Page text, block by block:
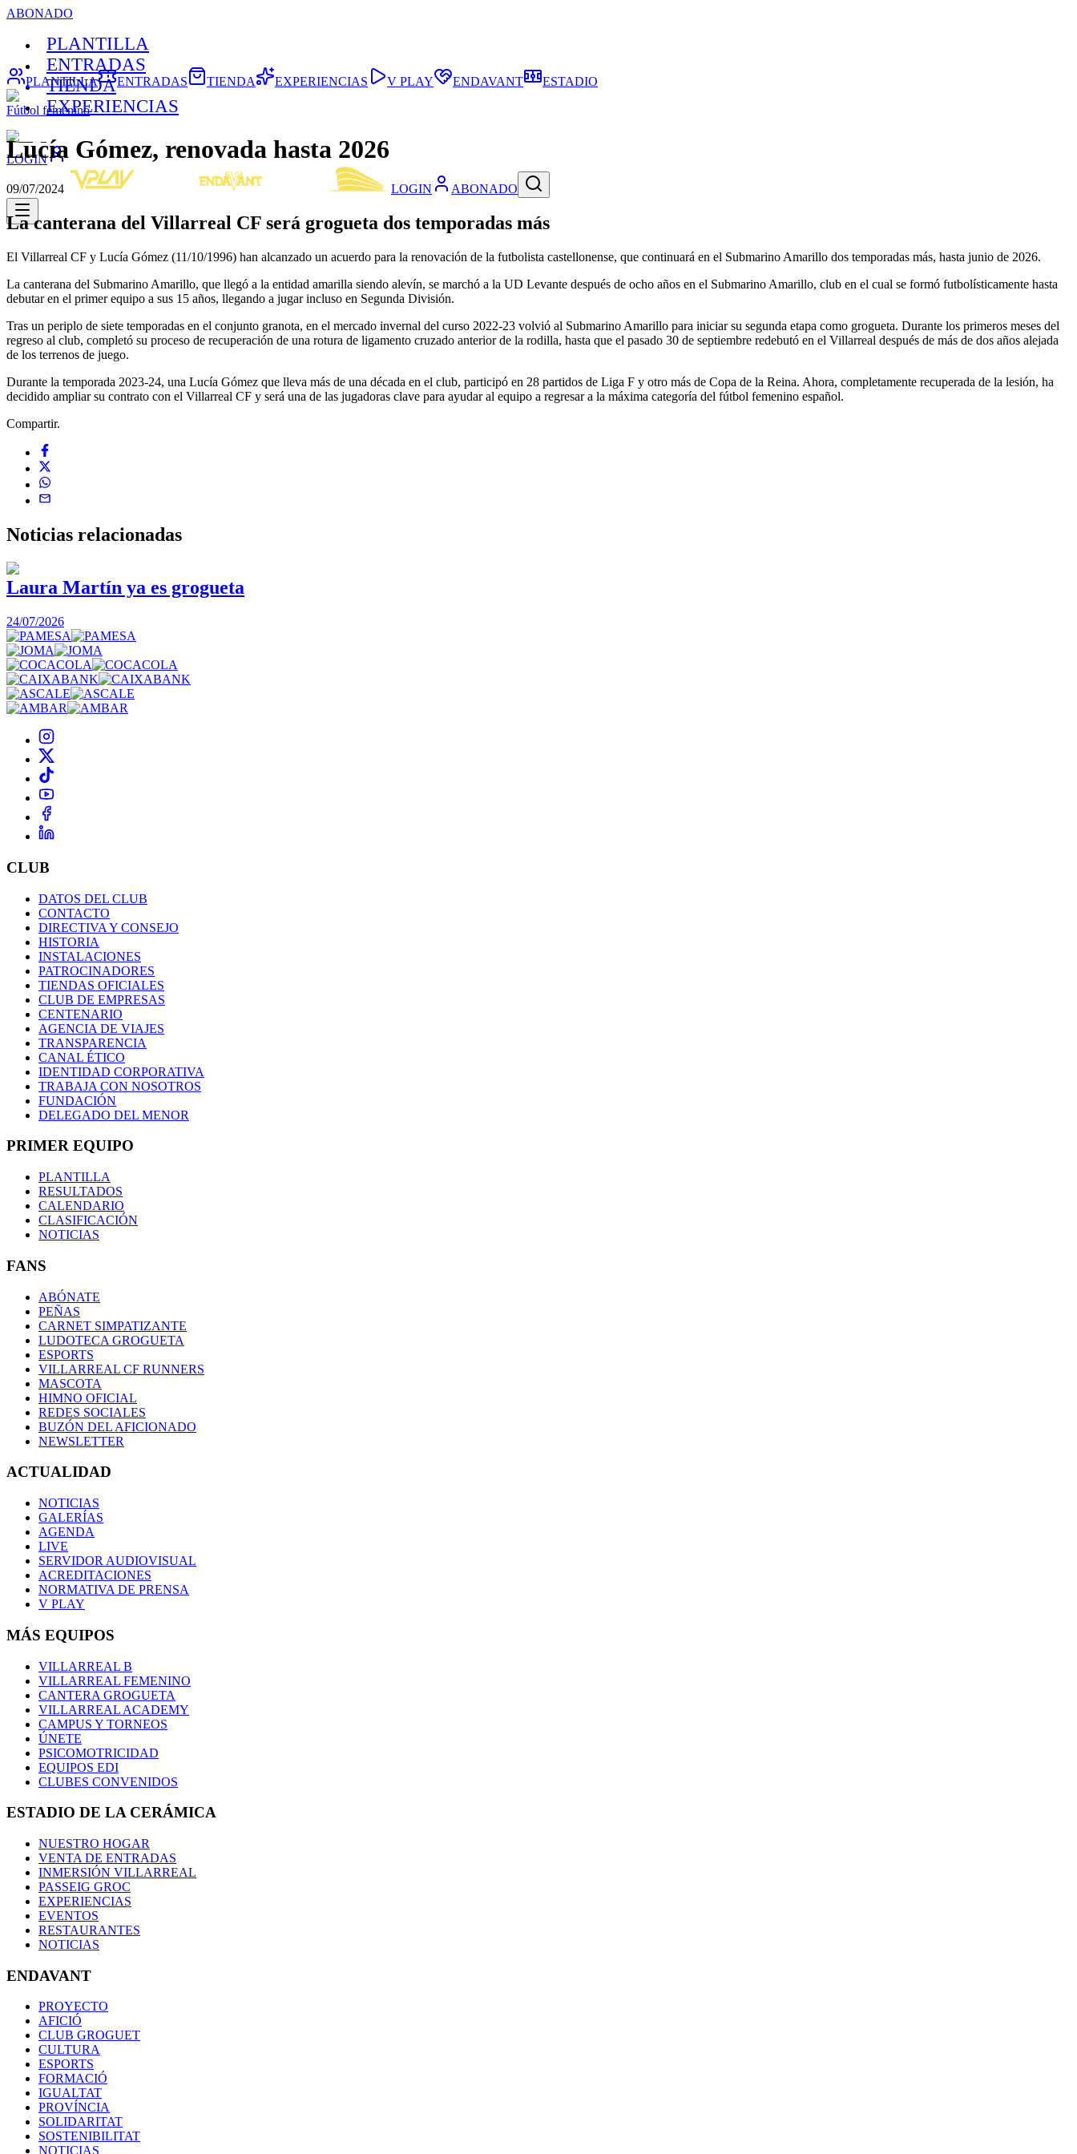
ABONADO
PLANTILLA
ENTRADAS
TIENDA
EXPERIENCIAS
LOGIN
LOGIN ABONADO
PLANTILLA ENTRADAS TIENDA EXPERIENCIAS V PLAY ENDAVANT ESTADIO
Fútbol femenino
Lucía Gómez, renovada hasta 2026
09/07/2024
La canterana del Villarreal CF será grogueta dos temporadas más
El Villarreal CF y Lucía Gómez (11/10/1996) han alcanzado un acuerdo para la renovación de la futbolista castellonense, que continuará en el Submarino Amarillo dos temporadas más, hasta junio de 2026.
La canterana del Submarino Amarillo, que llegó a la entidad amarilla siendo alevín, se marchó a la UD Levante después de ocho años en el Submarino Amarillo, club en el cual se formó futbolísticamente hasta
debutar en el primer equipo a sus 15 años, llegando a jugar incluso en Segunda División.
Tras un periplo de siete temporadas en el conjunto granota, en el mercado invernal del curso 2022-23 volvió al Submarino Amarillo para iniciar su segunda etapa como grogueta. Durante los primeros meses del
regreso al club, completó su proceso de recuperación de una rotura de ligamento cruzado anterior de la rodilla, hasta que el pasado 30 de septiembre redebutó en el Villarreal después de más de dos años alejada
de los terrenos de juego.
Durante la temporada 2023-24, una Lucía Gómez que lleva más de una década en el club, participó en 28 partidos de Liga F y otro más de Copa de la Reina. Ahora, completamente recuperada de la lesión, ha
decidido ampliar su contrato con el Villarreal CF y será una de las jugadoras clave para ayudar al equipo a regresar a la máxima categoría del fútbol femenino español.
Compartir.
Noticias relacionadas
Laura Martín ya es grogueta
24/07/2026
CLUB
DATOS DEL CLUB
CONTACTO
DIRECTIVA Y CONSEJO
HISTORIA
INSTALACIONES
PATROCINADORES
TIENDAS OFICIALES
CLUB DE EMPRESAS
CENTENARIO
AGENCIA DE VIAJES
TRANSPARENCIA
CANAL ÉTICO
IDENTIDAD CORPORATIVA
TRABAJA CON NOSOTROS
FUNDACIÓN
DELEGADO DEL MENOR
PRIMER EQUIPO
PLANTILLA
RESULTADOS
CALENDARIO
CLASIFICACIÓN
NOTICIAS
FANS
ABÓNATE
PEÑAS
CARNET SIMPATIZANTE
LUDOTECA GROGUETA
ESPORTS
VILLARREAL CF RUNNERS
MASCOTA
HIMNO OFICIAL
REDES SOCIALES
BUZÓN DEL AFICIONADO
NEWSLETTER
ACTUALIDAD
NOTICIAS
GALERÍAS
AGENDA
LIVE
SERVIDOR AUDIOVISUAL
ACREDITACIONES
NORMATIVA DE PRENSA
V PLAY
MÁS EQUIPOS
VILLARREAL B
VILLARREAL FEMENINO
CANTERA GROGUETA
VILLARREAL ACADEMY
CAMPUS Y TORNEOS
ÚNETE
PSICOMOTRICIDAD
EQUIPOS EDI
CLUBES CONVENIDOS
ESTADIO DE LA CERÁMICA
NUESTRO HOGAR
VENTA DE ENTRADAS
INMERSIÓN VILLARREAL
PASSEIG GROC
EXPERIENCIAS
EVENTOS
RESTAURANTES
NOTICIAS
ENDAVANT
PROYECTO
AFICIÓ
CLUB GROGUET
CULTURA
ESPORTS
FORMACIÓ
IGUALTAT
PROVÍNCIA
SOLIDARITAT
SOSTENIBILITAT
NOTICIAS